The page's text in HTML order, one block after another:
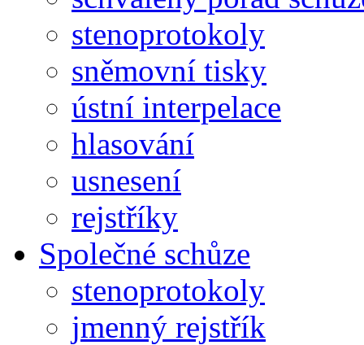
stenoprotokoly
sněmovní tisky
ústní interpelace
hlasování
usnesení
rejstříky
Společné schůze
stenoprotokoly
jmenný rejstřík